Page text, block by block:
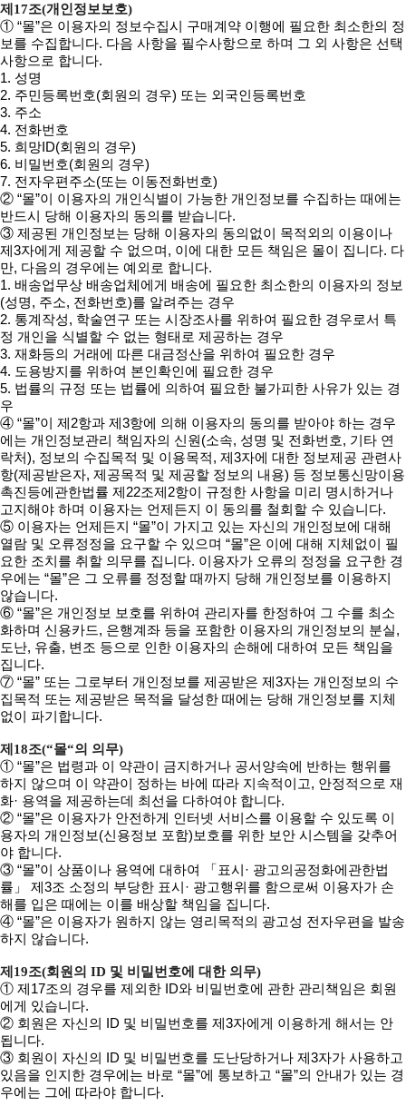
제17조(개인정보보호)
① “몰”은 이용자의 정보수집시 구매계약 이행에 필요한 최소한의 정
보를 수집합니다. 다음 사항을 필수사항으로 하며 그 외 사항은 선택
사항으로 합니다.
1. 성명
2. 주민등록번호(회원의 경우) 또는 외국인등록번호
3. 주소
4. 전화번호
5. 희망ID(회원의 경우)
6. 비밀번호(회원의 경우)
7. 전자우편주소(또는 이동전화번호)
② “몰”이 이용자의 개인식별이 가능한 개인정보를 수집하는 때에는
반드시 당해 이용자의 동의를 받습니다.
③ 제공된 개인정보는 당해 이용자의 동의없이 목적외의 이용이나
제3자에게 제공할 수 없으며, 이에 대한 모든 책임은 몰이 집니다. 다
만, 다음의 경우에는 예외로 합니다.
1. 배송업무상 배송업체에게 배송에 필요한 최소한의 이용자의 정보
(성명, 주소, 전화번호)를 알려주는 경우
2. 통계작성, 학술연구 또는 시장조사를 위하여 필요한 경우로서 특
정 개인을 식별할 수 없는 형태로 제공하는 경우
3. 재화등의 거래에 따른 대금정산을 위하여 필요한 경우
4. 도용방지를 위하여 본인확인에 필요한 경우
5. 법률의 규정 또는 법률에 의하여 필요한 불가피한 사유가 있는 경
우
④ “몰”이 제2항과 제3항에 의해 이용자의 동의를 받아야 하는 경우
에는 개인정보관리 책임자의 신원(소속, 성명 및 전화번호, 기타 연
락처), 정보의 수집목적 및 이용목적, 제3자에 대한 정보제공 관련사
항(제공받은자, 제공목적 및 제공할 정보의 내용) 등 정보통신망이용
촉진등에관한법률 제22조제2항이 규정한 사항을 미리 명시하거나
고지해야 하며 이용자는 언제든지 이 동의를 철회할 수 있습니다.
⑤ 이용자는 언제든지 “몰”이 가지고 있는 자신의 개인정보에 대해
열람 및 오류정정을 요구할 수 있으며 “몰”은 이에 대해 지체없이 필
요한 조치를 취할 의무를 집니다. 이용자가 오류의 정정을 요구한 경
우에는 “몰”은 그 오류를 정정할 때까지 당해 개인정보를 이용하지
않습니다.
⑥ “몰”은 개인정보 보호를 위하여 관리자를 한정하여 그 수를 최소
화하며 신용카드, 은행계좌 등을 포함한 이용자의 개인정보의 분실,
도난, 유출, 변조 등으로 인한 이용자의 손해에 대하여 모든 책임을
집니다.
⑦ “몰” 또는 그로부터 개인정보를 제공받은 제3자는 개인정보의 수
집목적 또는 제공받은 목적을 달성한 때에는 당해 개인정보를 지체
없이 파기합니다.
제18조(“몰“의 의무)
① “몰”은 법령과 이 약관이 금지하거나 공서양속에 반하는 행위를
하지 않으며 이 약관이 정하는 바에 따라 지속적이고, 안정적으로 재
화· 용역을 제공하는데 최선을 다하여야 합니다.
② “몰”은 이용자가 안전하게 인터넷 서비스를 이용할 수 있도록 이
용자의 개인정보(신용정보 포함)보호를 위한 보안 시스템을 갖추어
야 합니다.
③ “몰”이 상품이나 용역에 대하여 「표시· 광고의공정화에관한법
률」 제3조 소정의 부당한 표시· 광고행위를 함으로써 이용자가 손
해를 입은 때에는 이를 배상할 책임을 집니다.
④ “몰”은 이용자가 원하지 않는 영리목적의 광고성 전자우편을 발송
하지 않습니다.
제19조(회원의 ID 및 비밀번호에 대한 의무)
① 제17조의 경우를 제외한 ID와 비밀번호에 관한 관리책임은 회원
에게 있습니다.
② 회원은 자신의 ID 및 비밀번호를 제3자에게 이용하게 해서는 안
됩니다.
③ 회원이 자신의 ID 및 비밀번호를 도난당하거나 제3자가 사용하고
있음을 인지한 경우에는 바로 “몰”에 통보하고 “몰”의 안내가 있는 경
우에는 그에 따라야 합니다.